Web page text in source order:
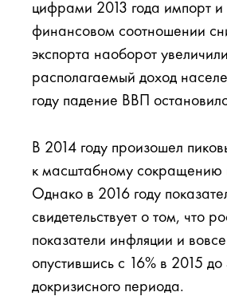
цифрами 2013 года импорт и
финансовом соотношении
экспорта наоборот
располагаемый доход
году падение ВВП
В 2014 году произошел
к масштабному сокращению
Однако в 2016 году
свидетельствует о том, что
показатели инфляции и
опустившись с 16% в 2015
докризисного периода.